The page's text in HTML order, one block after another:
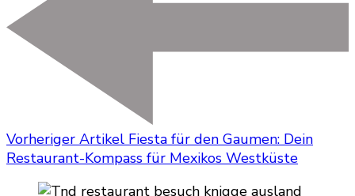
Vorheriger Artikel Fiesta für den Gaumen: Dein
Restaurant-Kompass für Mexikos Westküste